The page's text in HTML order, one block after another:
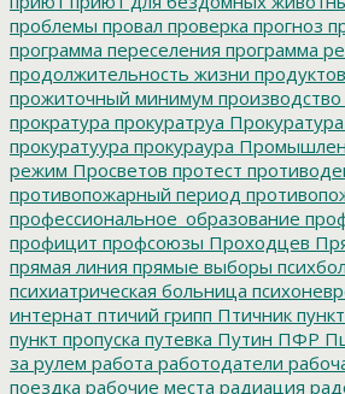
проблемы провал проверка прогноз
программа переселения программа
продолжительность жизни
прожиточный минимум производство
прократура прокуратруа Прокуратура
прокуратуура прокураура
режим Просветов протест
противопожарный период
профессиональное_образование
профицит профсоюзы Проходцев
прямая линия прямые выборы
психиатрическая больница
интернат птичий грипп Птичник
пункт пропуска путевка Путин ПФР
за рулем работа работодатели
поездка рабочие места радиация